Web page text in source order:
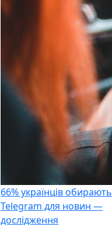
66% українців обирають
Telegram для новин —
дослідження